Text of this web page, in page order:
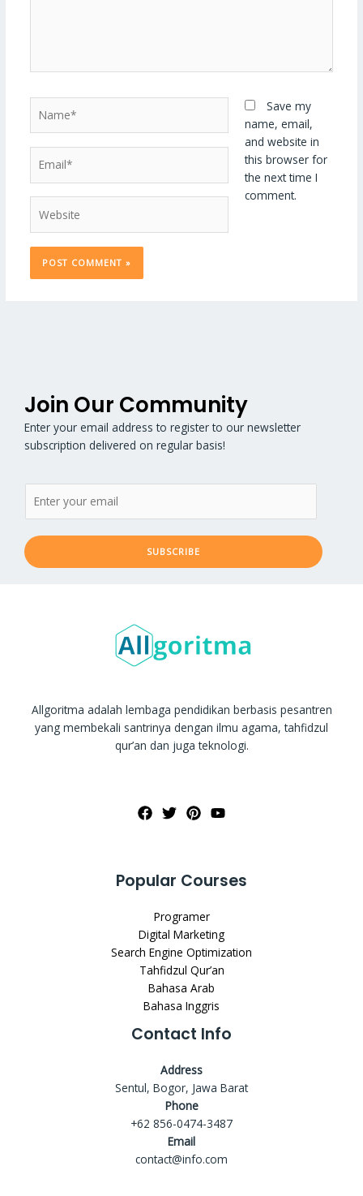
Save my
name, email,
and website in
this browser for
the next time I
comment.
Join Our Community
Enter your email address to register to our newsletter
subscription delivered on regular basis!
SUBSCRIBE
Allgoritma adalah lembaga pendidikan berbasis pesantren
yang membekali santrinya dengan ilmu agama, tahfidzul
qur’an dan juga teknologi.
Popular Courses
Programer
Digital Marketing
Search Engine Optimization
Tahfidzul Qur’an
Bahasa Arab
Bahasa Inggris
Contact Info
Address
Sentul, Bogor, Jawa Barat
Phone
+62 856-0474-3487
Email
contact@info.com